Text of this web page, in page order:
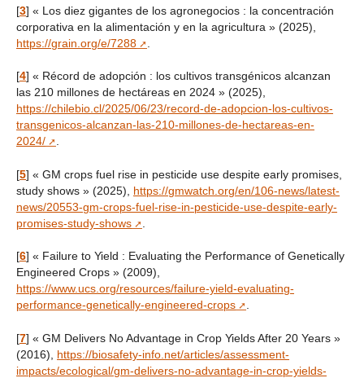
[3] « Los diez gigantes de los agronegocios : la concentración
corporativa en la alimentación y en la agricultura » (2025),
https://grain.org/e/7288
[4] « Récord de adopción : los cultivos transgénicos alcanzan
las 210 millones de hectáreas en 2024 » (2025),
https://chilebio.cl/2025/06/23/record-de-adopcion-los-cultivos-
transgenicos-alcanzan-las-210-millones-de-hectareas-en-
2024/
.
[5] « GM crops fuel rise in pesticide use despite early promises,
study shows » (2025), https://gmwatch.org/en/106-news/latest-
news/20553-gm-crops-fuel-rise-in-pesticide-use-despite-early-
promises-study-shows
[6] « Failure to Yield : Evaluating the Performance of Genetically
Engineered Crops » (2009),
https://www.ucs.org/resources/failure-yield-evaluating-
performance-genetically-engineered-crops
.
[7] « GM Delivers No Advantage in Crop Yields After 20 Years »
(2016), https://biosafety-info.net/articles/assessment-
impacts/ecological/gm-delivers-no-advantage-in-crop-yields-